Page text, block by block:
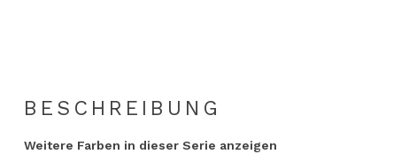
BESCHREIBUNG
Weitere Farben in dieser Serie anzeigen